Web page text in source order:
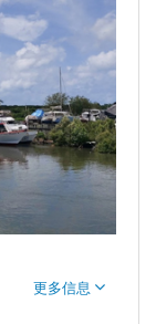
更多信息